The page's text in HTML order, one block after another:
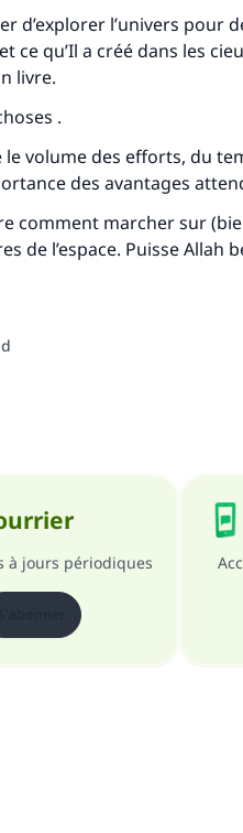
d’explorer l’univers pour
ce qu’Il a créé dans les
livre.
.
volume des efforts, du
des avantages
comment marcher sur
de l’espace. Puisse Allah
à jours périodiques
des réponses.
(Paix sur lui) a dit:
qui le fait."
1893)
IslamQA